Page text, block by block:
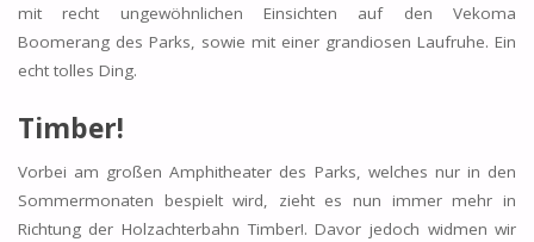
mit recht ungewöhnlichen Einsichten auf den Vekoma
Boomerang des Parks, sowie mit einer grandiosen Laufruhe. Ein
echt tolles Ding.
Timber!
Vorbei am großen Amphitheater des Parks, welches nur in den
Sommermonaten bespielt wird, zieht es nun immer mehr in
Richtung der Holzachterbahn Timber!. Davor jedoch widmen wir